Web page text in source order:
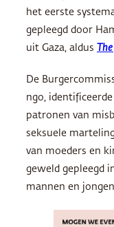
het eerste
gepleegd door
uit Gaza, aldus
De
ngo,
patronen van
seksuele
van moeders en
geweld gepleegd
mannen en